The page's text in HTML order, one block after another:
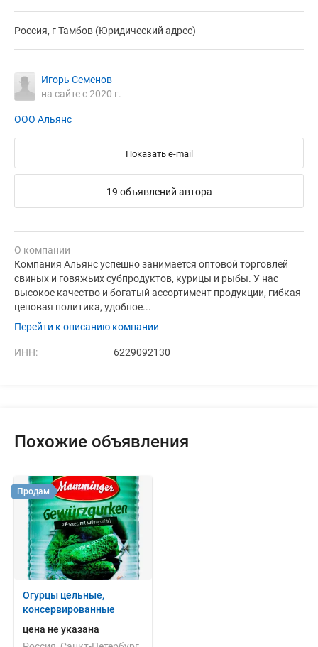
Россия, г Тамбов (Юридический адрес)
Игорь Семенов
на сайте с 2020 г.
ООО Альянс
Показать e-mail
19 объявлений автора
О компании
Компания Альянс успешно занимается оптовой торговлей
свиных и говяжьих субпродуктов, курицы и рыбы. У нас
высокое качество и богатый ассортимент продукции, гибкая
ценовая политика, удобное...
Перейти к описанию компании
ИНН: 6229092130
Похожие объявления
Огурцы цельные,
консервированные
цена не указана
Продам